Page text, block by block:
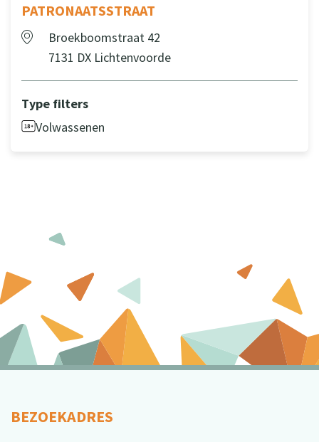
PATRONAATSSTRAAT
Broekboomstraat 42
7131 DX Lichtenvoorde
Type filters
Volwassenen
BEZOEKADRES